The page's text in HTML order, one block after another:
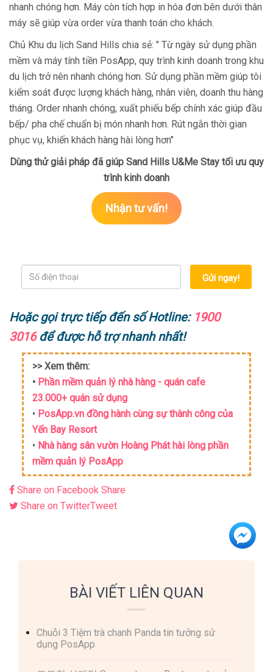
nhanh chóng hơn. Máy còn tích hợp in hóa đơn bên dưới thân
máy sẽ giúp vừa order vừa thanh toán cho khách.
Chủ Khu du lịch Sand Hills chia sẻ: " Từ ngày sử dụng phần
mềm và máy tính tiền PosApp, quy trình kinh doanh trong khu
du lịch trở nên nhanh chóng hơn. Sử dụng phần mềm giúp tôi
kiểm soát được lượng khách hàng, nhân viên, doanh thu hàng
tháng. Order nhanh chóng, xuất phiếu bếp chính xác giúp đầu
bếp/ pha chế chuẩn bị món nhanh hơn. Rút ngắn thời gian
phục vụ, khiến khách hàng hài lòng hơn"
Dùng thử giải pháp đã giúp Sand Hills U&Me Stay tối ưu quy
trình kinh doanh
Nhận tư vấn!
Gửi ngay!
Hoặc gọi trực tiếp đến số Hotline: 1900
3016để được hỗ trợ nhanh nhất!
>> Xem thêm:
• Phần mềm quản lý nhà hàng - quán cafe
23.000+ quán sử dụng
• PosApp.vn đồng hành cùng sự thành công của
Yến Bay Resort
• Nhà hàng sân vườn Hoàng Phát hài lòng phần
mềm quản lý PosApp
Share on Facebook Share
Share on TwitterTweet
BÀI VIẾT LIÊN QUAN
Chuỗi 3 Tiệm trà chanh Panda tin tưởng sử
dụng PosApp